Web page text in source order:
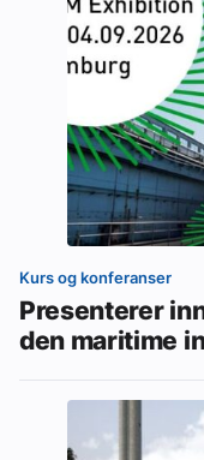
Kurs og konferanser
Presenterer
den maritime